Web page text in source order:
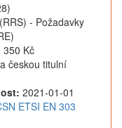
- Požadavky
350 Kč
českou titulní
2021-01-01
ETSI EN 303